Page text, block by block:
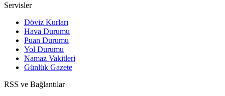
Servisler
Döviz Kurları
Hava Durumu
Puan Durumu
Yol Durumu
Namaz Vakitleri
Günlük Gazete
RSS ve Bağlantılar